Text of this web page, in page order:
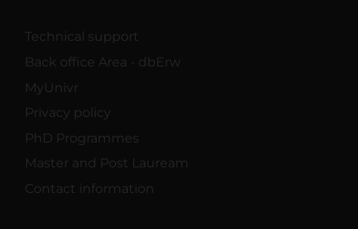
Technical support
Back office Area - dbErw
MyUnivr
Privacy policy
PhD Programmes
Master and Post Lauream
Contact information